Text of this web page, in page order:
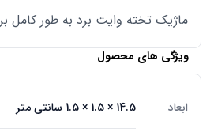
ماژیک تخته وایت برد به طور کامل
ویژگی های محصول
ابعاد 14.5 × 1.5 × 1.5 سانتی متر